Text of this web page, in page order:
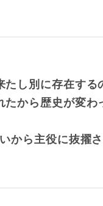
し別に存在する
たから歴史が変
から主役に抜擢